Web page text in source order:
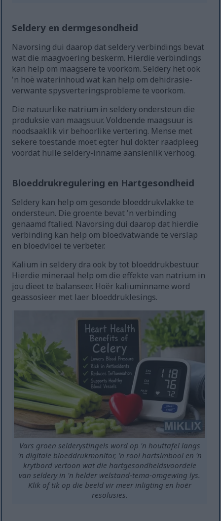
Seldery en dermgesondheid
Navorsing dui daarop dat seldery verbindings bevat
wat die maagvoering beskerm. Hierdie verbindings
kan help om maagsere te voorkom. Seldery het ook
'n hoë waterinhoud wat kan help om dehidrasie-
verwante spysverteringsprobleme te voorkom.
Die natuurlike natrium in seldery ondersteun die
produksie van maagsuur. Voldoende maagsuur is
noodsaaklik vir behoorlike vertering. Mense met
sekere toestande moet egter hul dokter raadpleeg
voordat hulle seldery-inname aansienlik verhoog.
Bloeddrukregulering en Hartgesondheid
Seldery kan help om gesonde bloeddrukvlakke te
ondersteun. Die groente bevat 'n verbinding
genaamd ftalied. Navorsing dui daarop dat hierdie
verbinding kan help om bloedvatwande te verslap
en bloedvloei te verbeter.
Kalium in seldery dra ook by tot bloeddrukbestuur.
Hierdie mineraal help om die effekte van natrium in
jou dieet te balanseer. Hoër kaliuminname word
geassosieer met laer bloeddruklesings.
Vars groen selderystingels word op 'n houttafel langs
'n digitale bloeddrukmonitor, 'n rooi hartsimbool en 'n
krytbord vertoon wat die hartgesondheidsvoordele
van seldery in 'n helder welstand-tema-omgewing lys.
Klik of tik op die beeld vir meer inligting en hoër
resolusies.